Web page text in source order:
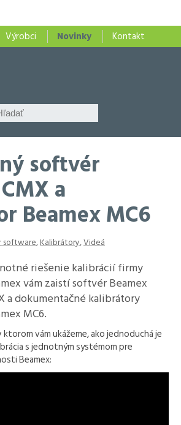
Výrobci Novinky Kontakt
softvér
a
Beamex MC6
software,Kalibrátory,Videá
riešenie kalibrácií firmy
vám zaistí softvér Beamex
a dokumentačné kalibrátory
MC6.
vám ukážeme, ako jednoduchá je
s jednotným systémom pre
Beamex: